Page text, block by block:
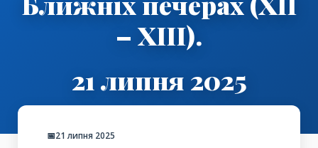
– ХІІІ).
21 липня 2025
📅21 липня 2025